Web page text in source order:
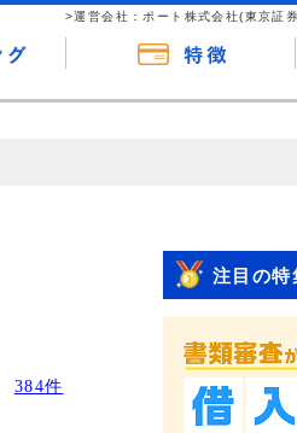
>運営会社：ポート株式会社(東京証
384件
注目の特